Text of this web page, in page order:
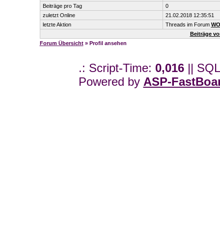
Beiträge pro Tag
0
zuletzt Online
21.02.2018 12:35:51
letzte Aktion
Threads im Forum
Beiträge
Forum Übersicht» Profil ansehen
.: Script-Time: 0,016||
Powered by ASP-